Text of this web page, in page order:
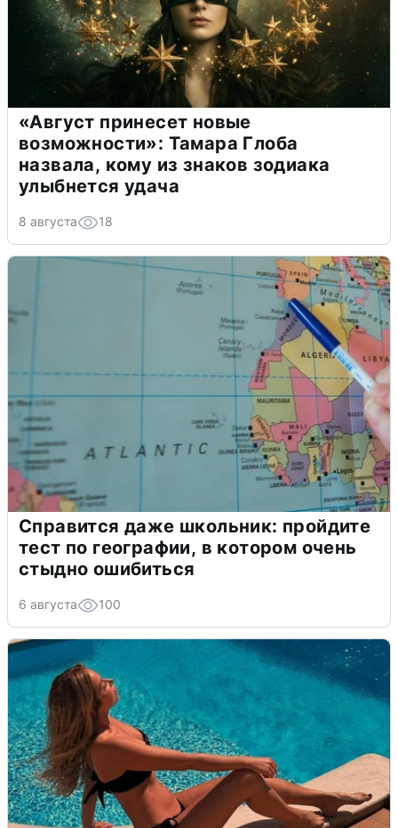
«Август принесет новые
возможности»: Тамара Глоба
назвала, кому из знаков зодиака
улыбнется удача
8 августа 18
Справится даже школьник: пройдите
тест по географии, в котором очень
стыдно ошибиться
6 августа 100